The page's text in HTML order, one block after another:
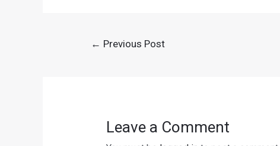
← Previous Post
Leave a Comment